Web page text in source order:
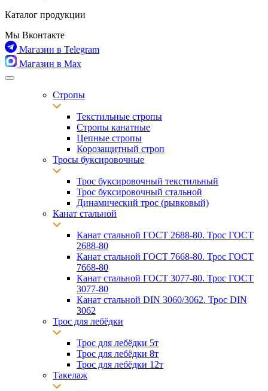
Каталог продукции
Мы Вконтакте
Магазин в Telegram
Магазин в Max
Стропы
Текстильные стропы
Стропы канатные
Цепные стропы
Корозащитный строп
Тросы буксировочные
Трос буксировочный текстильный
Трос буксировочный стальной
Динамический трос (рывковый)
Канат стальной
Канат стальной ГОСТ 2688-80. Трос ГОСТ
2688-80
Канат стальной ГОСТ 7668-80. Трос ГОСТ
7668-80
Канат стальной ГОСТ 3077-80. Трос ГОСТ
3077-80
Канат стальной DIN 3060/3062. Трос DIN
3062
Трос для лебёдки
Трос для лебёдки 5т
Трос для лебёдки 8т
Трос для лебёдки 12т
Такелаж